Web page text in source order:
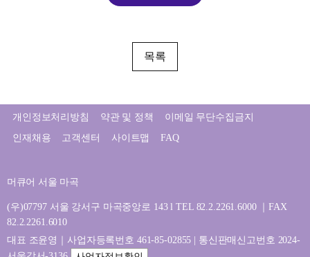
목록
개인정보처리방침 약관 및 정책
이메일 무단수집금지
인재채용
고객센터 사이트맵 FAQ
머큐어 서울 마곡
(우)07797 서울 강서구 마곡중앙로 143 l TEL 82.2.2261.6000 ｜FAX
82.2.2261.6010
대표 조윤영｜사업자등록번호 461-85-02855 | 통신판매신고번호 2024-